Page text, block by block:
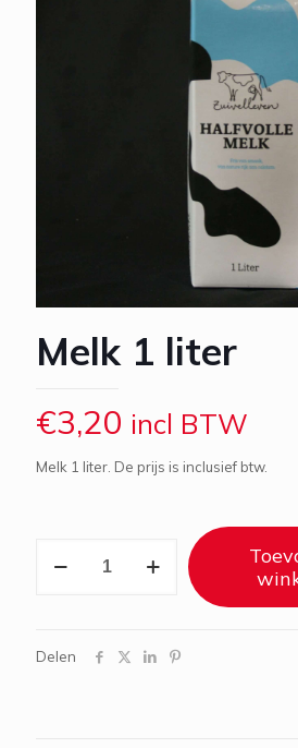
Melk 1 liter
€3,20 incl BTW
Melk 1 liter. De prijs is inclusief btw.
Delen